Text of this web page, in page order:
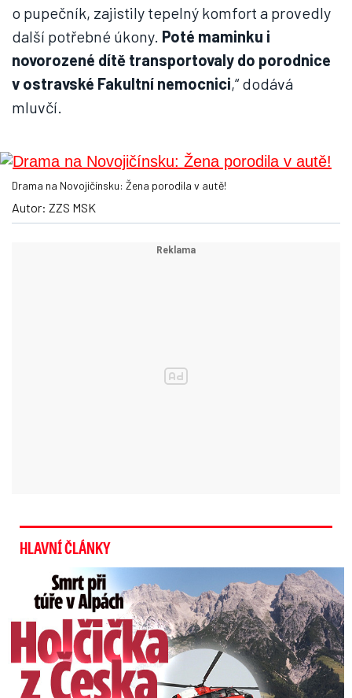
o pupečník, zajistily tepelný komfort a provedly
další potřebné úkony. Poté maminku i
novorozené dítě transportovaly do porodnice
v ostravské Fakultní nemocnici,“ dodává
mluvčí.
Drama na Novojičínsku: Žena porodila v autě!
Autor: ZZS MSK
HLAVNÍ ČLÁNKY
Smrt Češky (†14) v Alpách: Zemřela při túře s rodiči